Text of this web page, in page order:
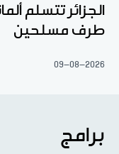
الجزائر تتسلم
طرف مسلحين
09-08-2026
برامج